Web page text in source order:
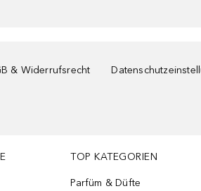
& Widerrufsrecht
TOP KATEGORIEN
Parfüm & Düfte